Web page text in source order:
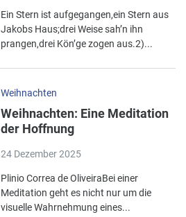
Ein Stern ist aufgegangen,ein Stern aus
Jakobs Haus;drei Weise sah’n ihn
prangen,drei Kön’ge zogen aus.2)...
Weihnachten
Weihnachten: Eine Meditation
der Hoffnung
24 Dezember 2025
Plinio Correa de OliveiraBei einer
Meditation geht es nicht nur um die
visuelle Wahrnehmung eines...